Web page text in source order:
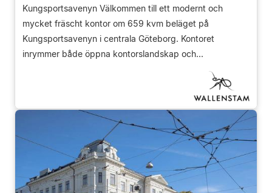
Kungsportsavenyn Välkommen till ett modernt och
mycket fräscht kontor om 659 kvm beläget på
Kungsportsavenyn i centrala Göteborg. Kontoret
inrymmer både öppna kontorslandskap och...